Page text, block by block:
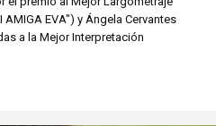
EVA") y Ángela Cervantes
a la Mejor Interpretación